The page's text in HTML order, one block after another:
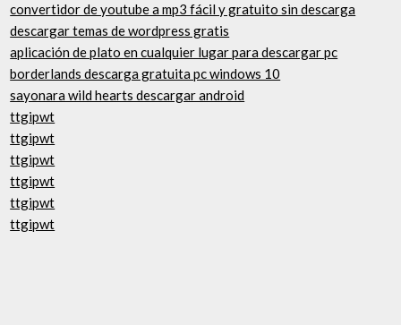
convertidor de youtube a mp3 fácil y gratuito sin descarga
descargar temas de wordpress gratis
aplicación de plato en cualquier lugar para descargar pc
borderlands descarga gratuita pc windows 10
sayonara wild hearts descargar android
ttgipwt
ttgipwt
ttgipwt
ttgipwt
ttgipwt
ttgipwt